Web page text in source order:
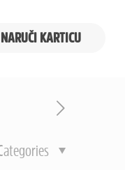
NARUČI KARTICU